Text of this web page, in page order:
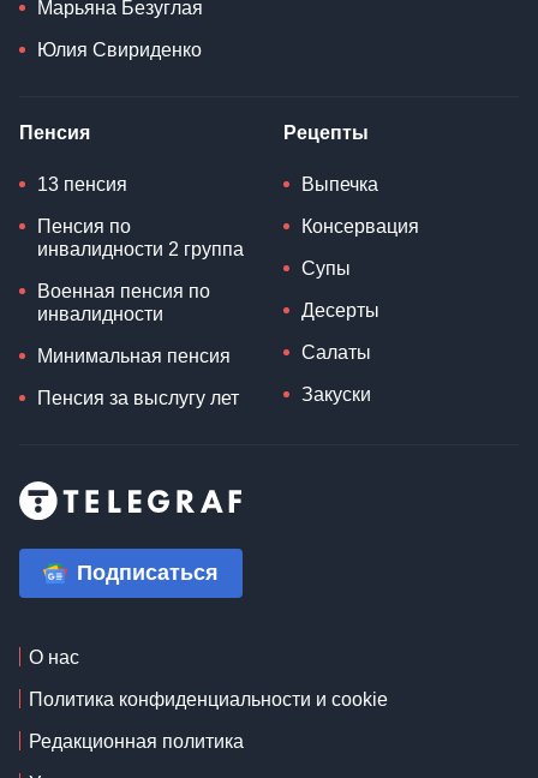
Марьяна Безуглая
Юлия Свириденко
Пенсия
13 пенсия
Пенсия по
инвалидности 2 группа
Военная пенсия по
инвалидности
Минимальная пенсия
Пенсия за выслугу лет
Рецепты
Выпечка
Консервация
Супы
Десерты
Салаты
Закуски
Подписаться
О нас
Политика конфиденциальности и cookie
Редакционная политика